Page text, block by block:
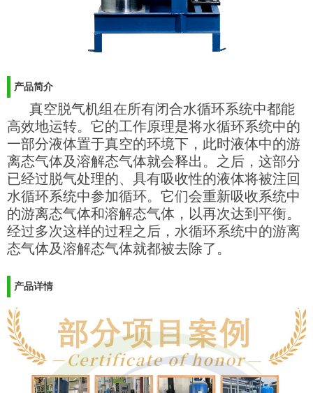
产品简介
真空脱气机组在所有闭合水循环系统中都能
高效地运转。它的工作原理是将水循环系统中的
一部分液体置于真空的环境下，此时液体中的游
离态气体及溶解态气体就会释出。之后，这部分
已经过脱气处理的、具有吸收性的液体将被注回
水循环系统中参加循环。它们会重新吸收系统中
的游离态气体和溶解态气体，以再次达到平衡。
经过多次这样的过程之后，水循环系统中的游离
态气体及溶解态气体就都被去除了。
产品详情